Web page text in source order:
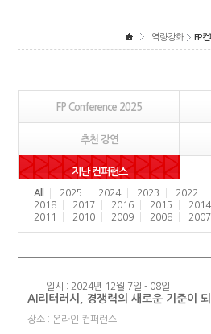
역량강화 FP
FP Conference 2025
추천 강연
지난 컨퍼런스
All 2025 2024 2023 2022
2018
2017 2016 2015 2014
2011
2010 2009 2008 2007
일시 : 2024년 12월 7일 - 08일
AI리터러시, 경쟁력의 새로운 기준이
장소 : 온라인 컨퍼런스